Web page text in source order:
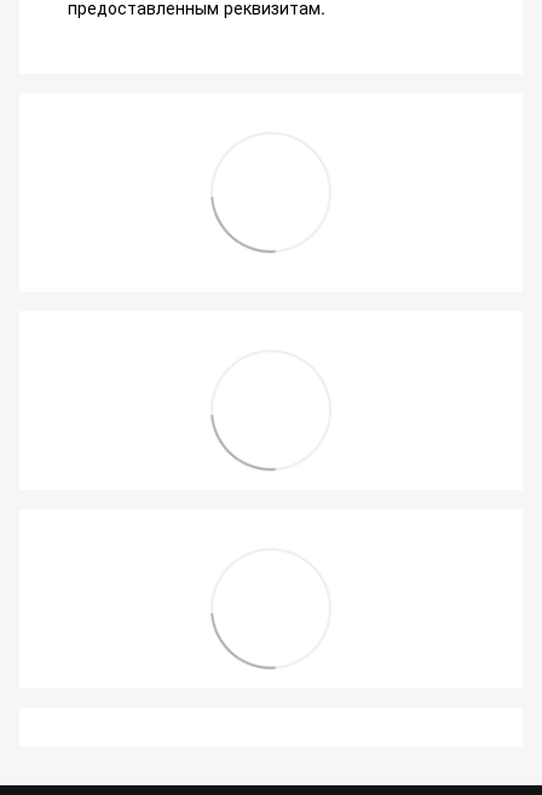
предоставленным реквизитам.